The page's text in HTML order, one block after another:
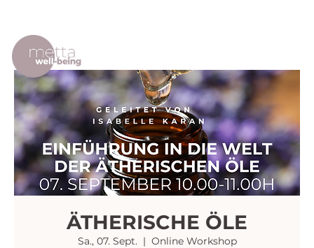
ÄTHERISCHE ÖLE
Sa., 07. Sept.
  |
Online Workshop